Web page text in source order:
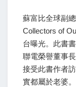
蘇富比全球副
Collectors of
台曝光。此書
聯電榮譽董事
接受此書作者
實都屬於老婆。